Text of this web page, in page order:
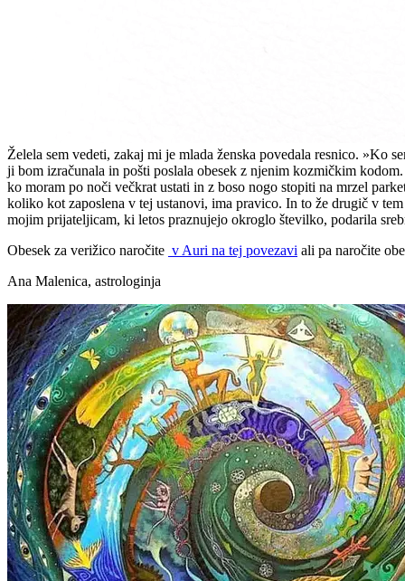
Želela sem vedeti, zakaj mi je mlada ženska povedala resnico. »Ko
ji bom izračunala in pošti poslala obesek z njenim kozmičkim
ko moram po noči večkrat ustati in z boso nogo stopiti na mrzel
koliko kot zaposlena v tej ustanovi, ima pravico. In to že drugič v
mojim prijateljicam, ki letos praznujejo okroglo številko, podarila
Obesek za verižico naročite v Auri na tej povezavi ali pa naročite
Ana Malenica, astrologinja